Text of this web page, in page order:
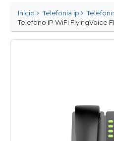
Inicio Telefonia ip
Telefono IP WiFi FlyingVoice